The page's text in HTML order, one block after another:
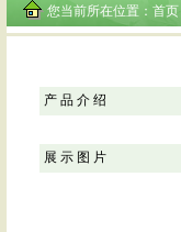
您当前所在位置： 首页
产 品 介 绍
展 示 图 片